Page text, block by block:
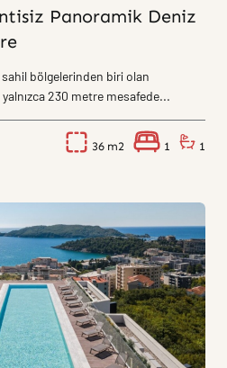
Panoramik Deniz
sahil bölgelerinden biri olan
230 metre mesafede...
36 1 1